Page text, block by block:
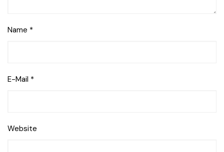
Name *
E-Mail *
Website